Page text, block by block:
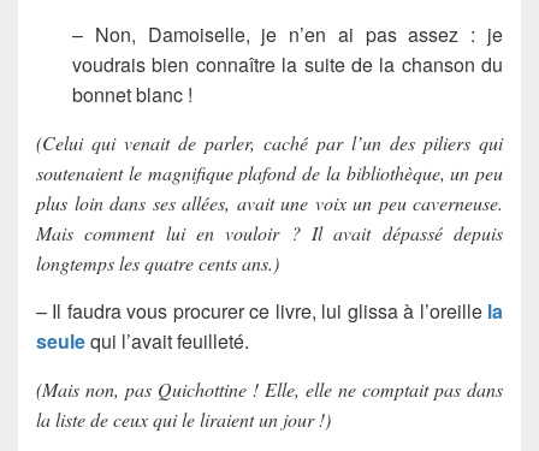
– Non, Damoiselle, je n’en ai pas assez : je
voudrais bien connaître la suite de la chanson du
bonnet blanc !
(Celui qui venait de parler, caché par l’un des piliers qui
soutenaient le magnifique plafond de la bibliothèque, un peu
plus loin dans ses allées, avait une voix un peu caverneuse.
Mais comment lui en vouloir ? Il avait dépassé depuis
longtemps les quatre cents ans.)
– Il faudra vous procurer ce livre, lui glissa à l’oreille la
seulequi l’avait feuilleté.
(Mais non, pas Quichottine ! Elle, elle ne comptait pas dans
la liste de ceux qui le liraient un jour !)